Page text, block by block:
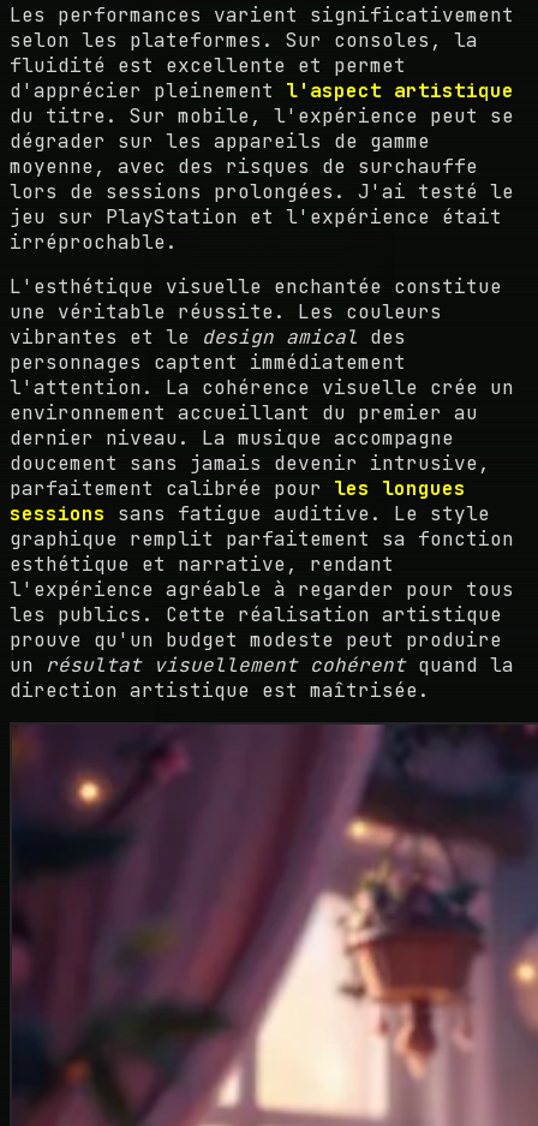
Les performances varient significativement
selon les plateformes. Sur consoles, la
fluidité est excellente et permet
d'apprécier pleinement l'aspect artistique
du titre. Sur mobile, l'expérience peut se
dégrader sur les appareils de gamme
moyenne, avec des risques de surchauffe
lors de sessions prolongées. J'ai testé le
jeu sur PlayStation et l'expérience était
irréprochable.
L'esthétique visuelle enchantée constitue
une véritable réussite. Les couleurs
vibrantes et le design amical des
personnages captent immédiatement
l'attention. La cohérence visuelle crée un
environnement accueillant du premier au
dernier niveau. La musique accompagne
doucement sans jamais devenir intrusive,
parfaitement calibrée pour les longues
sessions sans fatigue auditive. Le style
graphique remplit parfaitement sa fonction
esthétique et narrative, rendant
l'expérience agréable à regarder pour tous
les publics. Cette réalisation artistique
prouve qu'un budget modeste peut produire
un résultat visuellement cohérentquand la
direction artistique est maîtrisée.